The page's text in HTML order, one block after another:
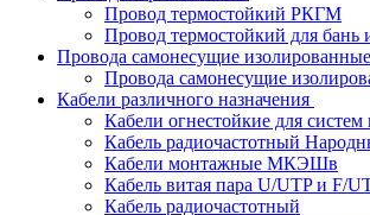
Провод термостойкий РКГМ
Провод термостойкий для
Провода самонесущие
Провода самонесущие
Кабели различного назначения
Кабели огнестойкие для
Кабель радиочастотный
Кабели монтажные МКЭШв
Кабель витая пара U/UTP и F/
Кабель радиочастотный